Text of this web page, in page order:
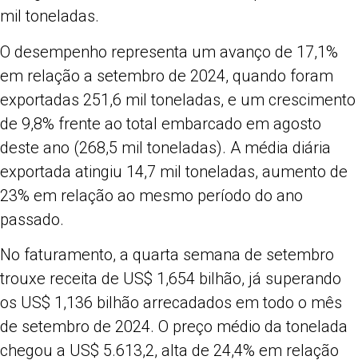
mil toneladas.
O desempenho representa um avanço de 17,1%
em relação a setembro de 2024, quando foram
exportadas 251,6 mil toneladas, e um crescimento
de 9,8% frente ao total embarcado em agosto
deste ano (268,5 mil toneladas). A média diária
exportada atingiu 14,7 mil toneladas, aumento de
23% em relação ao mesmo período do ano
passado.
No faturamento, a quarta semana de setembro
trouxe receita de US$ 1,654 bilhão, já superando
os US$ 1,136 bilhão arrecadados em todo o mês
de setembro de 2024. O preço médio da tonelada
chegou a US$ 5.613,2, alta de 24,4% em relação